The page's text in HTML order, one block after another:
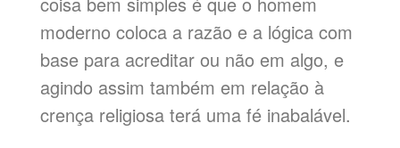
moderno coloca a razão e a lógica com
base para acreditar ou não em algo, e
agindo assim também em relação à
crença religiosa terá uma fé inabalável.